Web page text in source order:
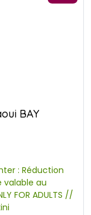
BAY
: Réduction
valable au
FOR ADULTS //